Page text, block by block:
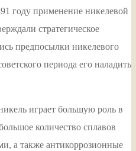
году применение никелевой
стратегическое
предпосылки никелевого
периода его наладить
играет большую роль в
количество сплавов
а также антикоррозионные